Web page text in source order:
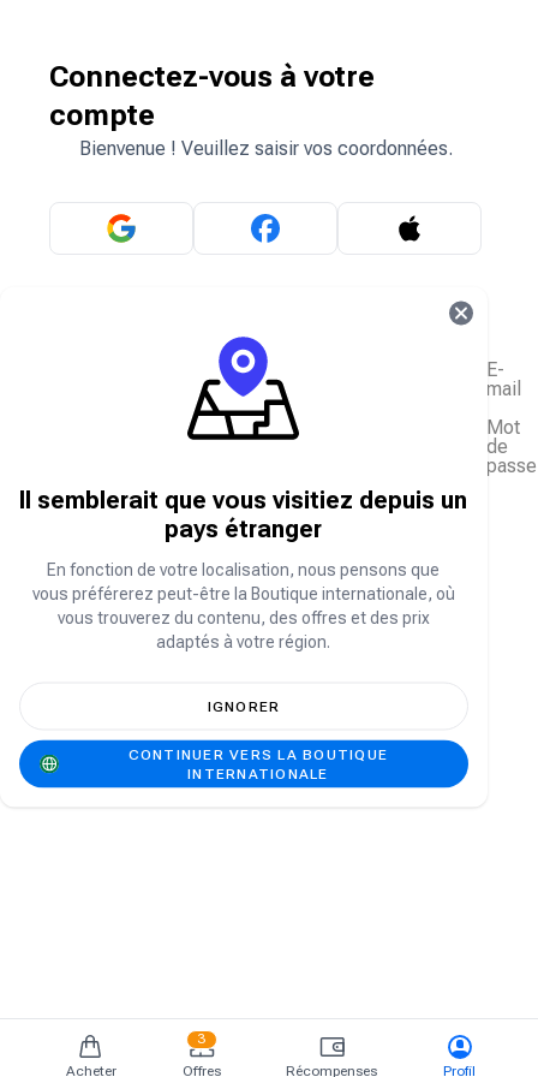
Acheter
3
Offres
Récompenses Profil
Connectez-vous à votre
compte
Bienvenue ! Veuillez saisir vos coordonnées.
E-
mail
Mot
de
passe
Se connecter
Il semblerait que vous visitiez depuis un
pays étranger
En fonction de votre localisation, nous pensons que
vous préférerez peut-être la Boutique internationale, où
vous trouverez du contenu, des offres et des prix
adaptés à votre région.
IGNORER
CONTINUER VERS LA BOUTIQUE
INTERNATIONALE